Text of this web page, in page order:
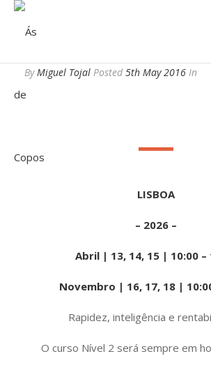
ByMiguel Tojal Posted 5th May 2016 In
LISBOA
– 2026 –
Abril | 13, 14, 15 | 10:00 –
Novembro | 16, 17, 18 |
Rapidez, inteligência e
O curso Nível 2 será sempre em